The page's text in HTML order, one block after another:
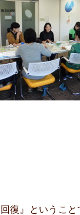
復』ということ